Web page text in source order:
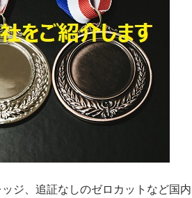
ジ、追証なしのゼロカットなど国